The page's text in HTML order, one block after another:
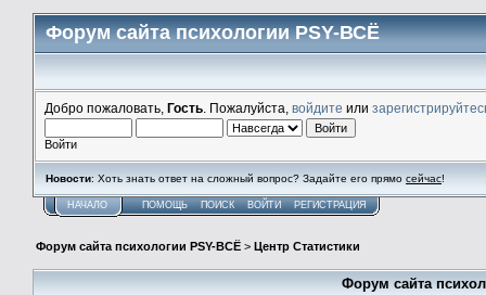
Форум сайта психологии PSY-ВСЁ
Добро пожаловать, Гость . Пожалуйста, войдите или
Войти
Новости: Хоть знать ответ на сложный вопрос? Задайте его прямо сейчас!
НАЧАЛО ПОМОЩЬ ПОИСК ВОЙТИ РЕГИСТРАЦИЯ
Форум сайта психологии PSY-ВСЁ > Центр Статистики
Форум сайта